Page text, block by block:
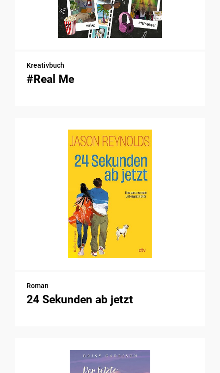
Kreativbuch
#Real Me
Roman
24 Sekunden ab jetzt